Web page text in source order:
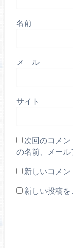
名前
メール
サイト
次回のコメ
の名前、メール
新しいコメ
新しい投稿を